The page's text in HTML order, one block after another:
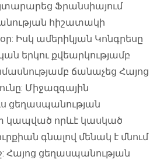
Ֆրանսիայում
հիշատակի
Իսկ ամերիկյան Կոնգրեսը
երկու քվեարկությամբ
ճանաչեց Հայոց
Միջազգային
ցեղասպանության
կապված որևէ կասկած
գնալով մենակ է մնում
Հայոց ցեղասպանության